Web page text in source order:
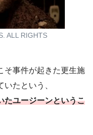
ALL RIGHTS
そ事件が起きた更生施
たという、
たユージーンというこ